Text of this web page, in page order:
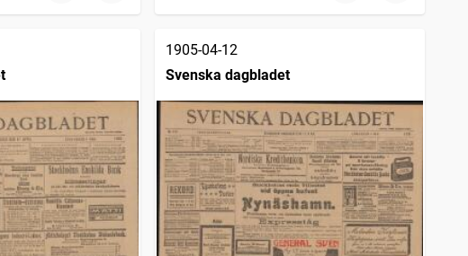
1905-04-12
Svenska dagbladet